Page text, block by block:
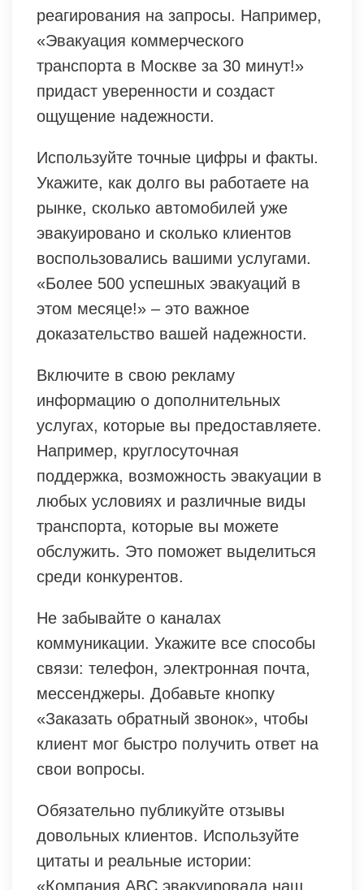
реагирования на запросы. Например,
«Эвакуация коммерческого
транспорта в Москве за 30 минут!»
придаст уверенности и создаст
ощущение надежности.
Используйте точные цифры и факты.
Укажите, как долго вы работаете на
рынке, сколько автомобилей уже
эвакуировано и сколько клиентов
воспользовались вашими услугами.
«Более 500 успешных эвакуаций в
этом месяце!» – это важное
доказательство вашей надежности.
Включите в свою рекламу
информацию о дополнительных
услугах, которые вы предоставляете.
Например, круглосуточная
поддержка, возможность эвакуации в
любых условиях и различные виды
транспорта, которые вы можете
обслужить. Это поможет выделиться
среди конкурентов.
Не забывайте о каналах
коммуникации. Укажите все способы
связи: телефон, электронная почта,
мессенджеры. Добавьте кнопку
«Заказать обратный звонок», чтобы
клиент мог быстро получить ответ на
свои вопросы.
Обязательно публикуйте отзывы
довольных клиентов. Используйте
цитаты и реальные истории:
«Компания ABC эвакуировала наш